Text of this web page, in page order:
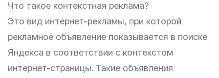
Что такое контекстная реклама?
Это вид интернет-рекламы, при которой
рекламное объявление показывается в поиске
Яндекса в соответствии с контекстом
интернет-страницы. Такие объявления